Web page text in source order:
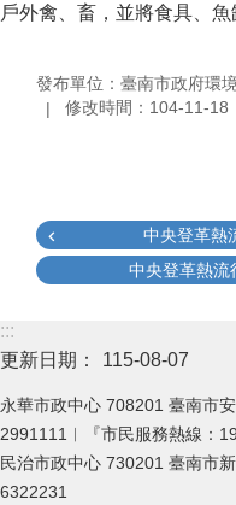
戶外禽、畜，並將食具、魚
發布單位：臺南市政府環
修改時間：104-11-18
中央登革熱
中央登革熱流
:::
更新日期：
115-08-07
永華市政中心 708201 臺南市
2991111︱『市民服務熱線：
民治市政中心 730201 臺南市
6322231